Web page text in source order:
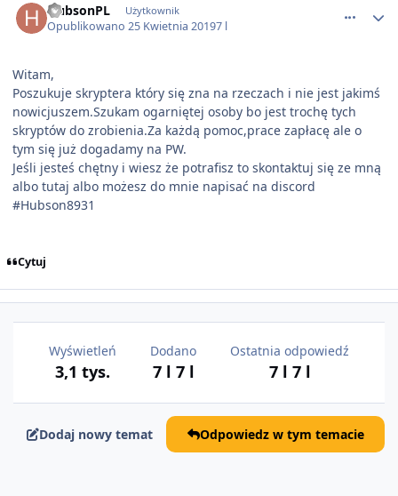
HubsonPL Użytkownik
Opublikowano25 Kwietnia 20197 l
Witam,
Poszukuje skryptera który się zna na rzeczach i nie jest jakimś
nowicjuszem.Szukam ogarniętej osoby bo jest trochę tych
skryptów do zrobienia.Za każdą pomoc,prace zapłacę ale o
tym się już dogadamy na PW.
Jeśli jesteś chętny i wiesz że potrafisz to skontaktuj się ze mną
albo tutaj albo możesz do mnie napisać na discord
#Hubson8931
Cytuj
Wyświetleń
3,1 tys.
Dodano
7 l 7 l
Ostatnia odpowiedź
7 l 7 l
Dodaj nowy temat Odpowiedz w tym temacie